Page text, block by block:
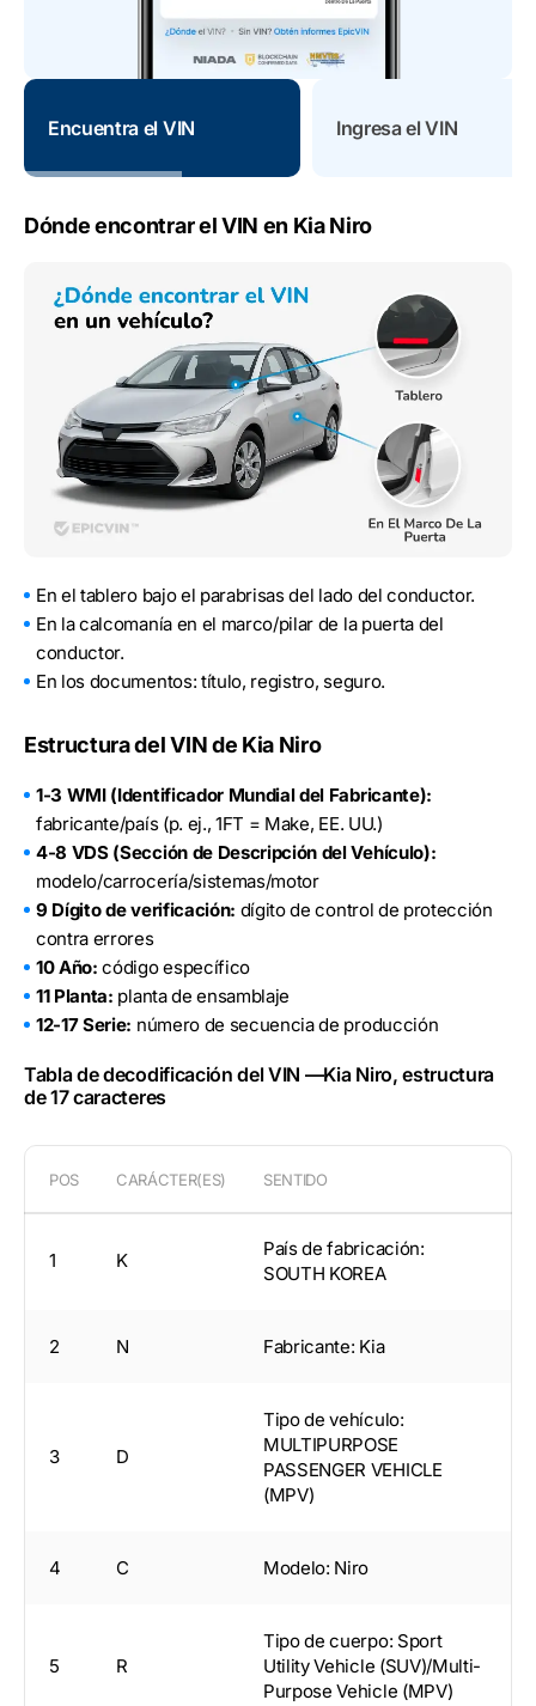
Encuentra el VIN Ingresa el VIN
Dónde encontrar el VIN en Kia Niro
En el tablero bajo el parabrisas del lado del conductor.
En la calcomanía en el marco/pilar de la puerta del
conductor.
En los documentos: título, registro, seguro.
Estructura del VIN de Kia Niro
1-3 WMI (Identificador Mundial del Fabricante):
fabricante/país (p. ej., 1FT = Make, EE. UU.)
4-8 VDS (Sección de Descripción del Vehículo):
modelo/carrocería/sistemas/motor
9 Dígito de verificación: dígito de control de protección
contra errores
10 Año: código específico
11 Planta: planta de ensamblaje
12-17 Serie: número de secuencia de producción
Tabla de decodificación del VIN —Kia Niro, estructura
de 17 caracteres
POS CARÁCTER(ES) SENTIDO
1 K
País de fabricación:
SOUTH KOREA
2 N Fabricante: Kia
3 D
Tipo de vehículo:
MULTIPURPOSE
PASSENGER VEHICLE
(MPV)
4 C Modelo: Niro
5 R
Tipo de cuerpo: Sport
Utility Vehicle (SUV)/Multi-
Purpose Vehicle (MPV)